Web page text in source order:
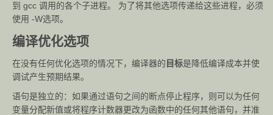
以运行。
-share
但是需要系统由动态库。
-o <文
件>
生成指定的输出文件。用在生成可执行文件时。
-O0 不进行优化处理。
到 gcc 调用的各个子进程。 为了将其他选项传递给这些进程，必须
使用 -W选项。
编译优化选项
在没有任何优化选项的情况下，编译器的 目标是降低编译成本并使
调试产生预期结果。
语句是独立的：如果通过语句之间的断点停止程序，则可以为任何
变量分配新值或将程序计数器更改为函数中的任何其他语句，并准